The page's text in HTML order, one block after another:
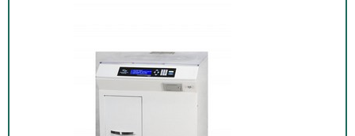
reposição, lanterna Missouri LED,
laringoscópios, otoscópios, monitores...